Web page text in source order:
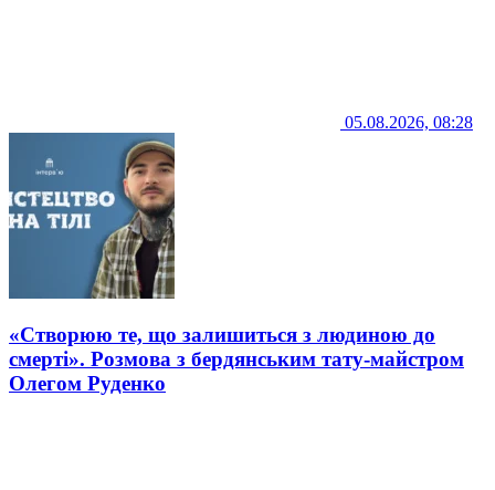
05.08.2026, 08:28
«Створюю те, що залишиться з людиною до
смерті». Розмова з бердянським тату-майстром
Олегом Руденко